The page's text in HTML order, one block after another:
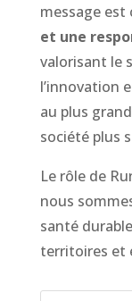
message est
et une
valorisant le
l’innovation
au plus
société plus
Le rôle de
nous
santé
territoires et